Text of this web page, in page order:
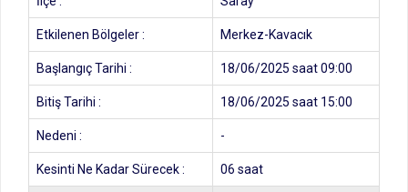
Etkilenen Bölgeler : Merkez-Kavacık
Başlangıç Tarihi : 18/06/2025 saat 09:00
Bitiş Tarihi : 18/06/2025 saat 15:00
Nedeni : -
Kesinti Ne Kadar Sürecek : 06 saat